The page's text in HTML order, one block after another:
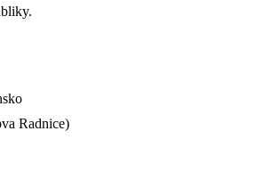
Radnice)